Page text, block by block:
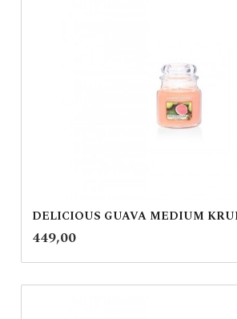
DELICIOUS GUAVA MEDIUM
Pris
449,00